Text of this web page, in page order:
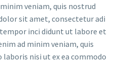
veniam, quis nostrud
sit amet, consectetur adi
inci didunt ut labore et
ad minim veniam, quis
nisi ut ex ea commodo